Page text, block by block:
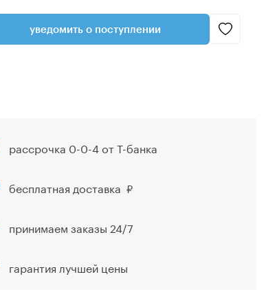
уведомить о поступлении
рассрочка 0-0-4 от Т-банка
бесплатная доставка
принимаем заказы 24/7
гарантия лучшей цены